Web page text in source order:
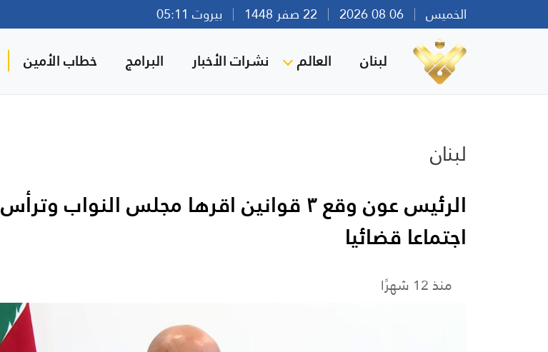
الخميس بيروت 05:11
لبنان العالم نشرات الأخبار البرامج خطاب الأمين
لبنان
الرئيس عون وقع ٣ قوانين اقرها مجلس النواب وترأس
اجتماعا قضائيا
منذ 12 شهرًا